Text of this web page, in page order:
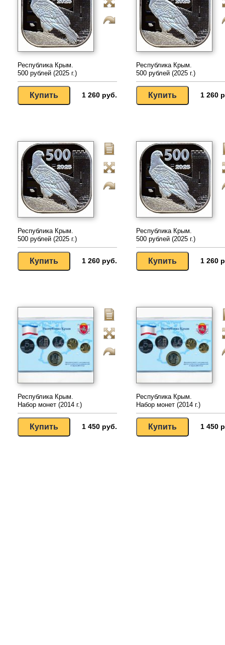
Республика Крым.
500 рублей (2025 г.)
1 260 руб.
Республика Крым.
500 рублей (2025 г.)
1 260
Республика Крым.
500 рублей (2025 г.)
1 260 руб.
Республика Крым.
500 рублей (2025 г.)
1 260
Республика Крым.
Набор монет (2014 г.)
1 450 руб.
Республика Крым.
Набор монет (2014 г.)
1 450